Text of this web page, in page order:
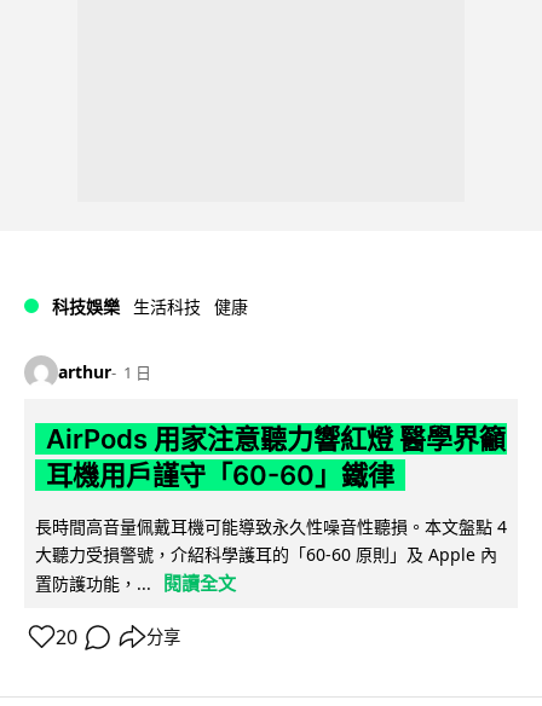
科技娛樂 生活科技 健康
arthur 1 日
AirPods 用家注意聽力響紅燈 醫學界籲
耳機用戶謹守「60-60」鐵律
長時間高音量佩戴耳機可能導致永久性噪音性聽損。本文盤點 4
大聽力受損警號，介紹科學護耳的「60-60 原則」及 Apple 內
置防護功能，...
閱讀全文
20 分享